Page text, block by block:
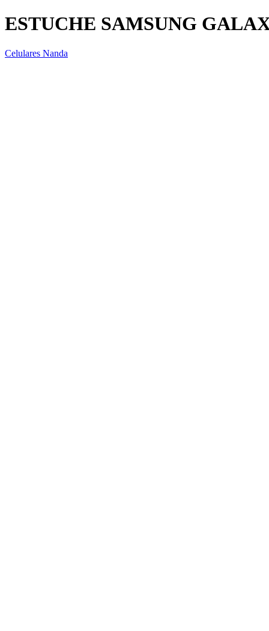
ESTUCHE SAMSUNG
Celulares Nanda